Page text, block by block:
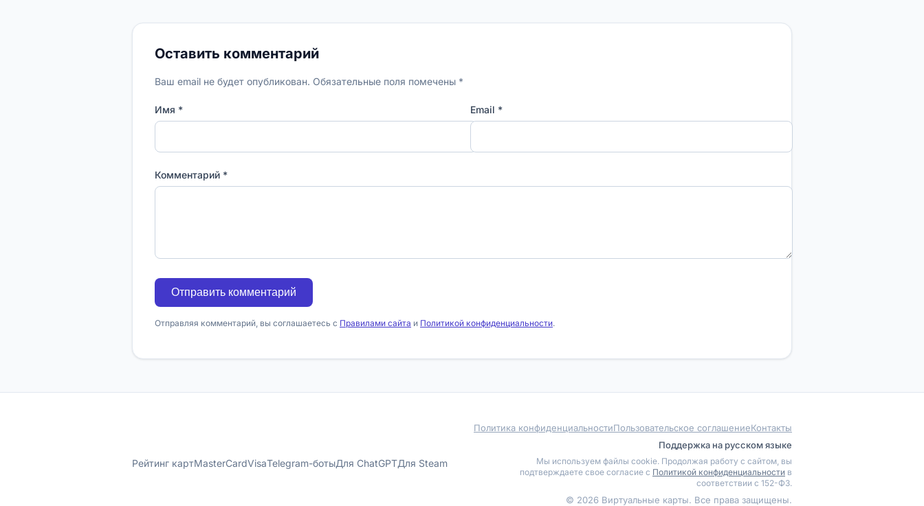
Оставить комментарий
Ваш email не будет опубликован. Обязательные поля помечены *
Имя * Email *
Комментарий *
Отправить комментарий
Отправляя комментарий, вы соглашаетесь с Правилами сайта и Политикой конфиденциальности.
Рейтинг картMasterCardVisaTelegram-ботыДля ChatGPTДля Steam
Политика конфиденциальностиПользовательское соглашениеКонтакты
Поддержка на русском языке
Мы используем файлы cookie. Продолжая работу с сайтом, вы
подтверждаете свое согласие с Политикой конфиденциальности в
соответствии с 152-ФЗ.
© 2026 Виртуальные карты. Все права защищены.